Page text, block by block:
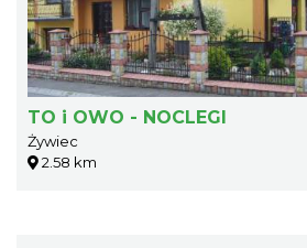
TO i OWO - NOCLEGI
Żywiec
2.58 km